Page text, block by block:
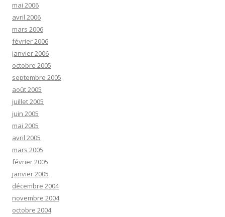
mai 2006
avril 2006
mars 2006
février 2006
janvier 2006
octobre 2005
septembre 2005
août 2005
juillet 2005
juin 2005
mai 2005
avril 2005
mars 2005
février 2005
janvier 2005
décembre 2004
novembre 2004
octobre 2004